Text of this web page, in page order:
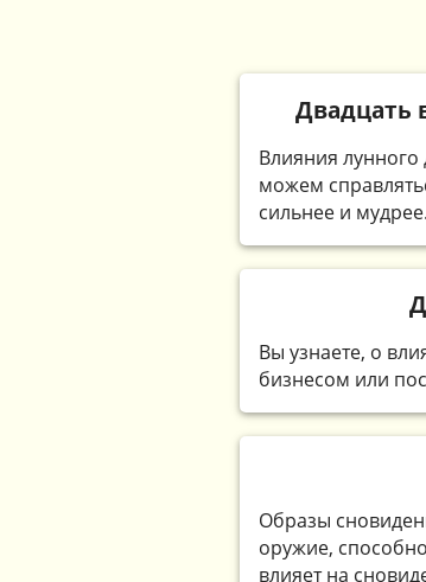
Двадцать
Влияния
можем
сильнее и
Вы узнаете, о
бизнесом или
Образы
оружие,
влияет на